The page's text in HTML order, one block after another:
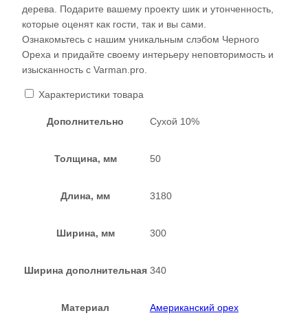
дерева. Подарите вашему проекту шик и утонченность,
которые оценят как гости, так и вы сами.
Ознакомьтесь с нашим уникальным слэбом Черного
Ореха и придайте своему интерьеру неповторимость и
изысканность с Varman.pro.
Характеристики товара
Дополнительно Сухой 10%
Толщина, мм 50
Длина, мм 3180
Ширина, мм 300
Ширина дополнительная 340
Материал Американский орех